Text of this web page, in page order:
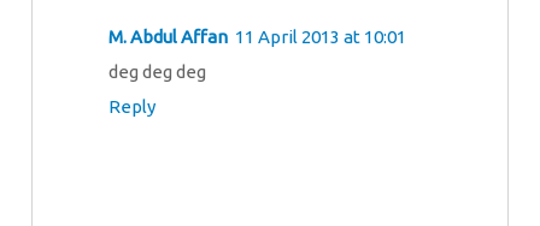
M. Abdul Affan 11 April 2013 at 10:01
deg deg deg
Reply